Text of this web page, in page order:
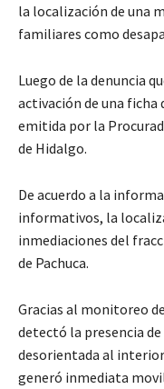
la localización de una
familiares como
Luego de la denuncia
activación de una ficha
emitida por la
de Hidalgo.
De acuerdo a la
informativos, la
inmediaciones del
de Pachuca.
Gracias al monitoreo
detectó la presencia de
desorientada al interior
generó inmediata